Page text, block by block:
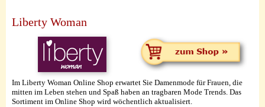
Liberty Woman
Im Liberty Woman Online Shop erwartet Sie Damenmode für Frauen, die
mitten im Leben stehen und Spaß haben an tragbaren Mode Trends. Das
Sortiment im Online Shop wird wöchentlich aktualisiert.